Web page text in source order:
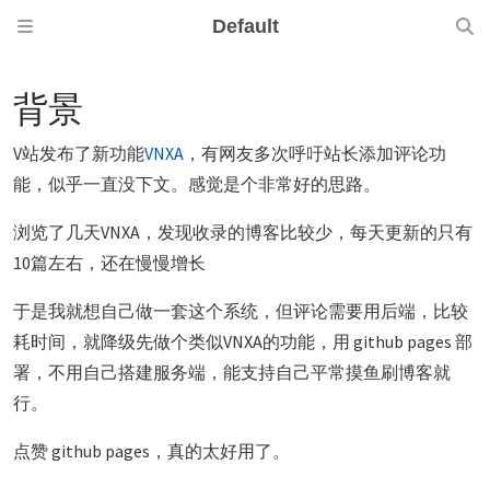
Default
背景
V站发布了新功能VNXA ，有网友多次呼吁站长添加评论功
能，似乎一直没下文。感觉是个非常好的思路。
浏览了几天VNXA，发现收录的博客比较少，每天更新的只有
10篇左右，还在慢慢增长
于是我就想自己做一套这个系统，但评论需要用后端，比较
耗时间，就降级先做个类似VNXA的功能，用 github pages 部
署，不用自己搭建服务端，能支持自己平常摸鱼刷博客就
行。
点赞 github pages，真的太好用了。